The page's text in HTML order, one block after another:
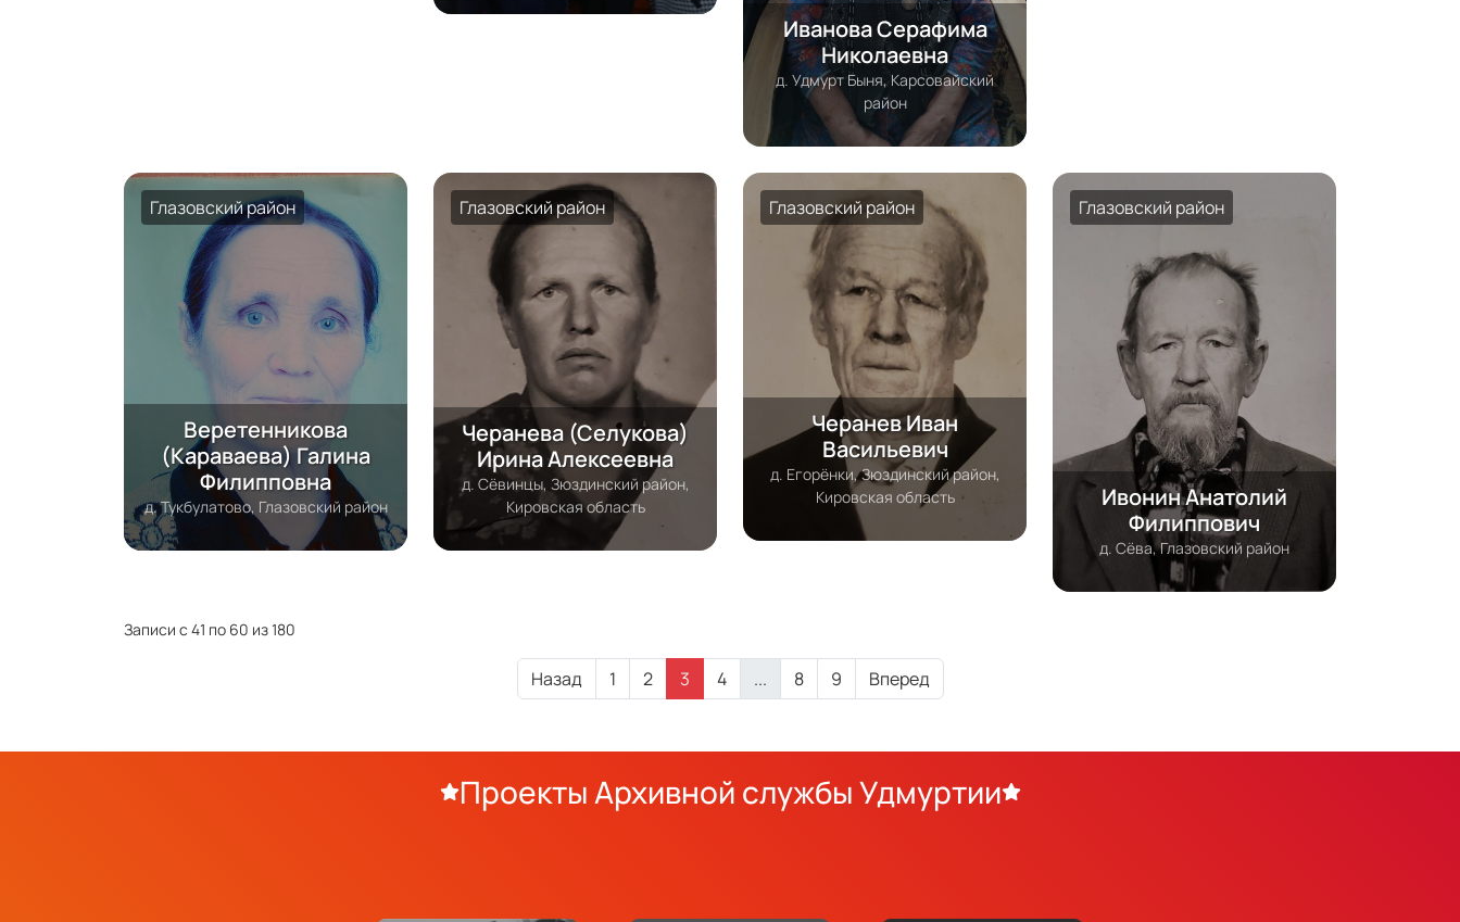
Иванова Серафима
Николаевна
д. Удмурт Быня, Карсовайский
район
Глазовский район
Веретенникова
(Караваева) Галина
Филипповна
д. Тукбулатово, Глазовский район
Глазовский район
Черанева (Селукова)
Ирина Алексеевна
д. Сёвинцы, Зюздинский район,
Кировская область
Глазовский район
Черанев Иван
Васильевич
д. Егорёнки, Зюздинский район,
Кировская область
Глазовский район
Ивонин Анатолий
Филиппович
д. Сёва, Глазовский район
Записи с 41 по 60 из 180
Назад 1 2 3 4 ... 8 9 Вперед
Проекты Архивной службы Удмуртии